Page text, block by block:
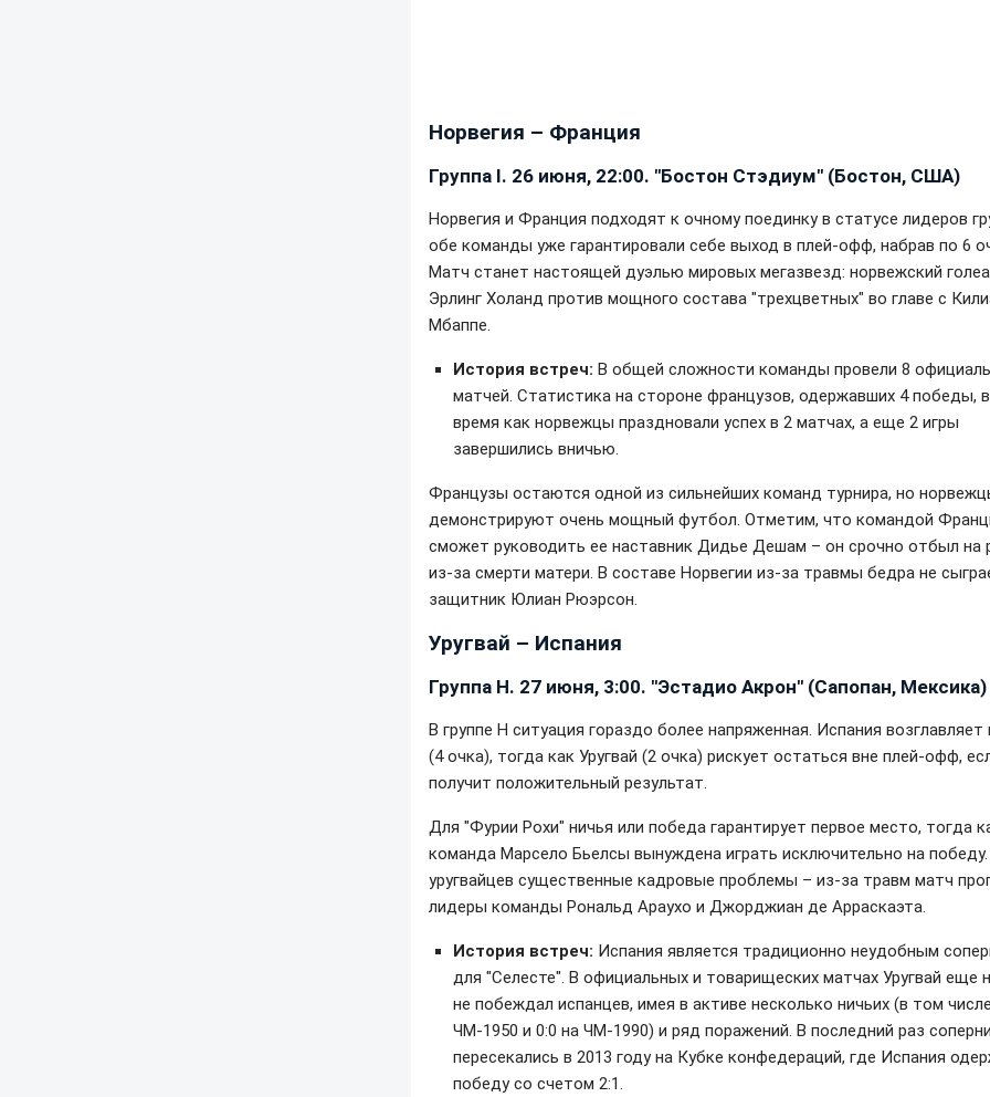
Норвегия – Франция
Группа І. 26 июня, 22:00. "Бостон Стэдиум" (Бостон, США)
Норвегия и Франция подходят к очному поединку в статусе лидеров
обе команды уже гарантировали себе выход в плей-офф, набрав по 6
Матч станет настоящей дуэлью мировых мегазвезд: норвежский
Эрлинг Холанд против мощного состава "трехцветных" во главе с
Мбаппе.
История встреч: В общей сложности команды провели 8
матчей. Статистика на стороне французов, одержавших 4 победы,
время как норвежцы праздновали успех в 2 матчах, а еще 2 игры
завершились вничью.
Французы остаются одной из сильнейших команд турнира, но
демонстрируют очень мощный футбол. Отметим, что командой
сможет руководить ее наставник Дидье Дешам – он срочно отбыл на
из-за смерти матери. В составе Норвегии из-за травмы бедра не
защитник Юлиан Рюэрсон.
Уругвай – Испания
Группа Н. 27 июня, 3:00. "Эстадио Акрон" (Сапопан, Мексика)
В группе H ситуация гораздо более напряженная. Испания возглавляет
(4 очка), тогда как Уругвай (2 очка) рискует остаться вне плей-офф,
получит положительный результат.
Для "Фурии Рохи" ничья или победа гарантирует первое место, тогда
команда Марсело Бьелсы вынуждена играть исключительно на
уругвайцев существенные кадровые проблемы – из-за травм матч
лидеры команды Рональд Араухо и Джорджиан де Арраскаэта.
История встреч: Испания является традиционно неудобным
для "Селесте". В официальных и товарищеских матчах Уругвай еще
не побеждал испанцев, имея в активе несколько ничьих (в том
ЧМ-1950 и 0:0 на ЧМ-1990) и ряд поражений. В последний раз
пересекались в 2013 году на Кубке конфедераций, где Испания
победу со счетом 2:1.